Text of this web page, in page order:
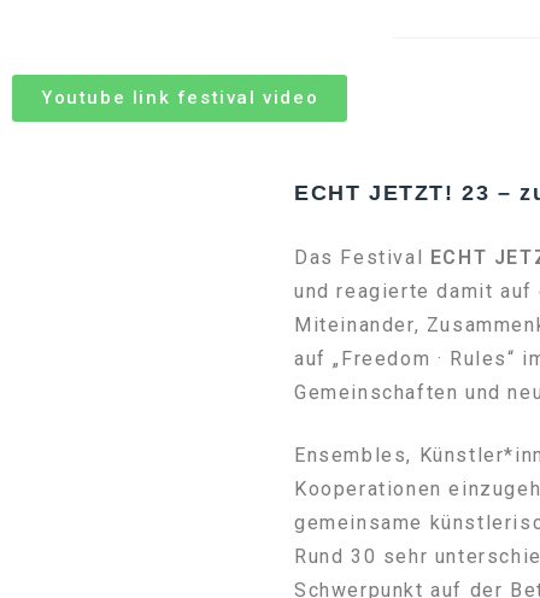
Youtube link festival video
ECHT JETZT! 23 –
Das Festival
ECHT
und reagierte damit
Miteinander,
auf „Freedom · Rules“
Gemeinschaften und
Ensembles,
Kooperationen
gemeinsame
Rund 30 sehr
Schwerpunkt auf der